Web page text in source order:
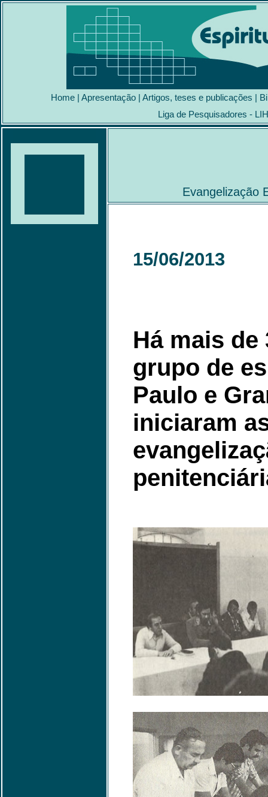
Home | Apresentação | Artigos, teses e publicações |
Liga de Pesquisadores -
Evangelização
15/06/2013
Há mais de
grupo de
Paulo e
iniciaram